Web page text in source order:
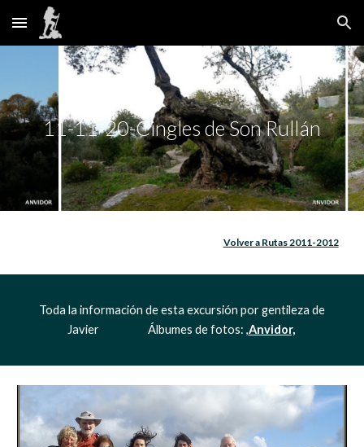
Skip to main content Skip to navigation
11-11-20-Cingles de Son Rullán
Volver a Rutas 2011-2012
Javier                    Álbumes de fotos: ,Anvidor,